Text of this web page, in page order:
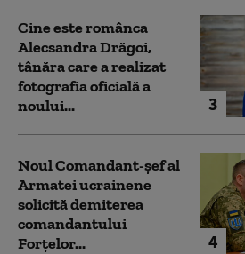
3
Cine este românca
Alecsandra Drăgoi,
tânăra care a realizat
fotografia oficială a
noului...
4
Noul Comandant-șef al
Armatei ucrainene
solicită demiterea
comandantului
Forțelor...